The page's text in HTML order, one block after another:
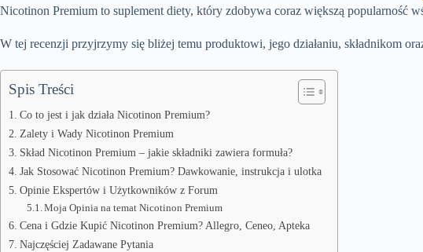
Nicotinon Premium to suplement diety, który zdobywa coraz większą popularność
W tej recenzji przyjrzymy się bliżej temu produktowi, jego działaniu, składnikom
Spis Treści
Co to jest i jak działa Nicotinon Premium?
Zalety i Wady Nicotinon Premium
Skład Nicotinon Premium – jakie składniki zawiera formuła?
Jak Stosować Nicotinon Premium? Dawkowanie, instrukcja i ulotka
Opinie Ekspertów i Użytkowników z Forum
Moja Opinia na temat Nicotinon Premium
Cena i Gdzie Kupić Nicotinon Premium? Allegro, Ceneo, Apteka
Najczęściej Zadawane Pytania